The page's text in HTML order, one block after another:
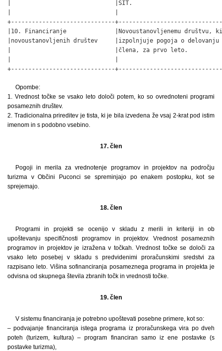
Opombe:
1. Vrednost točke se vsako leto določi potem, ko so ovrednoteni programi
posameznih društev.
2. Tradicionalna prireditev je tista, ki je bila izvedena že vsaj 2-krat pod istim
imenom in s podobno vsebino.
17. člen
Pogoji in merila za vrednotenje programov in projektov na področju
turizma v Občini Puconci se spreminjajo po enakem postopku, kot se
sprejemajo.
18. člen
Programi in projekti se ocenijo v skladu z merili in kriteriji in ob
upoštevanju specifičnosti programov in projektov. Vrednost posameznih
programov in projektov je izražena v točkah. Vrednost točke se določi za
vsako leto posebej v skladu s predvidenimi proračunskimi sredstvi za
razpisano leto. Višina sofinanciranja posameznega programa in projekta je
odvisna od skupnega števila zbranih točk in vrednosti točke.
19. člen
V sistemu financiranja je potrebno upoštevati posebne primere, kot so:
– podvajanje financiranja istega programa iz proračunskega vira po dveh
poteh (turizem, kultura) – program financiran samo iz ene postavke (s
postavke turizma),